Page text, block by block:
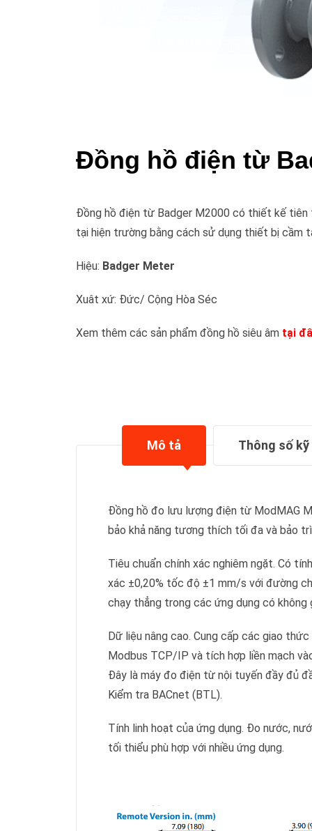
Đồng hồ điện từ
Đồng hồ điện từ Badger M2000 có thiết kế tiên
tại hiện trường bằng cách sử dụng thiết bị cầm
Hiệu: Badger Meter
Xuât xứ: Đức/ Cộng Hòa Séc
Xem thêm các sản phẩm đồng hồ siêu âm tại
Mô tả Thông số
Đồng hồ đo lưu lượng điện từ ModMAG
bảo khả năng tương thích tối đa và bảo
Tiêu chuẩn chính xác nghiêm ngặt. Có
xác ±0,20% tốc độ ±1 mm/s với đường
chạy thẳng trong các ứng dụng có không
Dữ liệu nâng cao. Cung cấp các giao
Modbus TCP/IP và tích hợp liền mạch
Đây là máy đo điện từ nội tuyến đầy đủ
Kiểm tra BACnet (BTL).
Tính linh hoạt của ứng dụng. Đo nước,
tối thiểu phù hợp với nhiều ứng dụng.